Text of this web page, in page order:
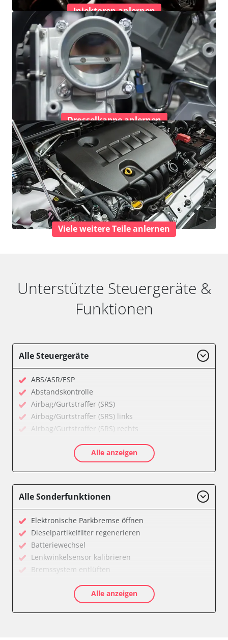
Injektoren anlernen
Drosselkappe anlernen
Viele weitere Teile anlernen
Unterstützte Steuergeräte &
Funktionen
Alle Steuergeräte
ABS/ASR/ESP
Abstandskontrolle
Airbag/Gurtstraffer (SRS)
Airbag/Gurtstraffer (SRS) links
Airbag/Gurtstraffer (SRS) rechts
Allradelektronik
Anhängersteuergerät
Diagnoseschnittstelle (EOBD/OBDII)
Einparkhilfe
Einparkhilfe Lenkhilfe
Einstiegshilfe Beifahrer
Einstiegshilfe Fahrer
Fahrererkennung
Fahrtrichtungskamera
Fernlichtassistent
Alle anzeigen
Alle Sonderfunktionen
Elektronische Parkbremse öffnen
Dieselpartikelfilter regenerieren
Batteriewechsel
Lenkwinkelsensor kalibrieren
Bremssystem entlüften
AGR Ventil anlernen
Luftmassenmesser anlernen
Alle anzeigen